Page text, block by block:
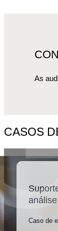
As
CASOS
análise
Caso de